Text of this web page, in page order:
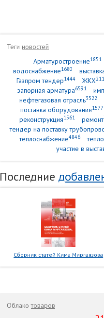
Теги новостей
Арматуростроение1851
водоснабжение1680
Газпром тендер1444 ЖКХ
запорная арматура6591
нефтегазовая отрасль3522
поставка оборудования1577
реконструкция1561 ремонт
тендер на поставку
теплоснабжение4846
участие в
Последние
Сборник статей Кима Миргаязова
Облакотоваров